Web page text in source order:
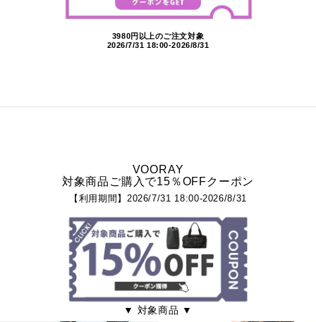
3980円以上のご注文対象
2026/7/31 18:00-2026/8/31
VOORAY
対象商品ご購入で15％OFFクーポン
【利用期間】2026/7/31 18:00-2026/8/31
▼ 対象商品 ▼